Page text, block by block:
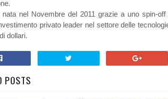
nata nel Novembre del 2011 grazie a uno spin-
privato leader nel settore delle
dollari.
POSTS